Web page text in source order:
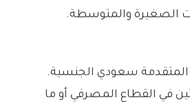
الصغيرة والمتوسطة.
المتقدمة سعودي الجنسية.
في القطاع المصرفي أو ما